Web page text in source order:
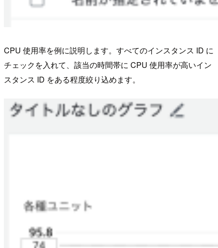
CPU 使用率を例に説明します。すべてのインスタンス ID に
チェックを入れて、該当の時間帯に CPU 使用率が高いイン
スタンス ID をある程度絞り込めます。